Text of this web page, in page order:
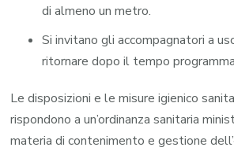
di almeno un metro.
Si invitano gli accompagnatori a
ritornare dopo il tempo
Le disposizioni e le misure igienico
rispondono a un’ordinanza sanitaria
materia di contenimento e gestione